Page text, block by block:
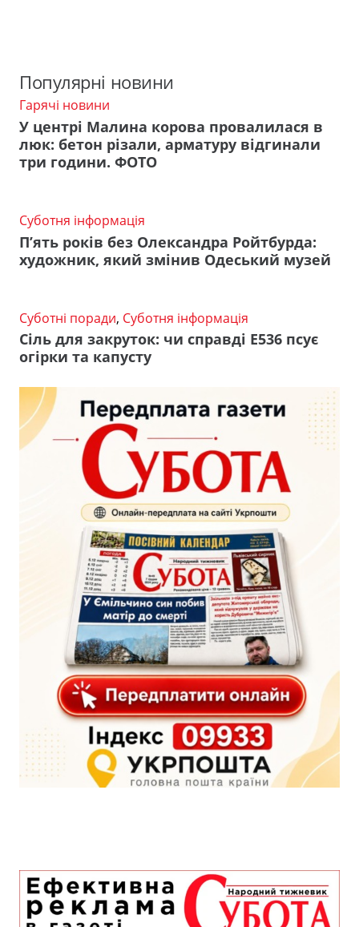
Популярні новини
Гарячі новини
У центрі Малина корова провалилася в
люк: бетон різали, арматуру відгинали
три години. ФОТО
Суботня інформація
П’ять років без Олександра Ройтбурда:
художник, який змінив Одеський музей
Суботні поради, Суботня інформація
Сіль для закруток: чи справді Е536 псує
огірки та капусту